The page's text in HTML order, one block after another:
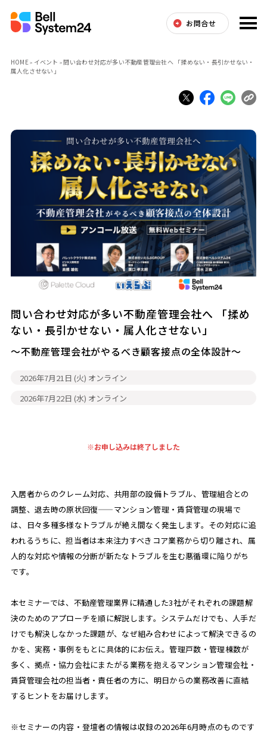
お問合せ
HOME イベント
問い合わせ対応が多い不動産管理会社へ 「揉めない・長引かせない・
属人化させない」
問い合わせ対応が多い不動産管理会社へ 「揉め
ない・長引かせない・属人化させない」
～不動産管理会社がやるべき顧客接点の全体設計～
2026年7月21日 (火) オンライン
2026年7月22日 (水) オンライン
※お申し込みは終了しました
入居者からのクレーム対応、共用部の設備トラブル、管理組合との
調整、退去時の原状回復——マンション管理・賃貸管理の現場で
は、日々多種多様なトラブルが絶え間なく発生します。その対応に追
われるうちに、担当者は本来注力すべきコア業務から切り離され、属
人的な対応や情報の分断が新たなトラブルを生む悪循環に陥りがち
です。
本セミナーでは、不動産管理業界に精通した3社がそれぞれの課題解
決のためのアプローチを順に解説します。システムだけでも、人手だ
けでも解決しなかった課題が、なぜ組み合わせによって解決できるの
かを、実務・事例をもとに具体的にお伝え。管理戸数・管理棟数が
多く、拠点・協力会社にまたがる業務を抱えるマンション管理会社・
賃貸管理会社の担当者・責任者の方に、明日からの業務改善に直結
するヒントをお届けします。
※セミナーの内容・登壇者の情報は収録の2026年6月時点のものです